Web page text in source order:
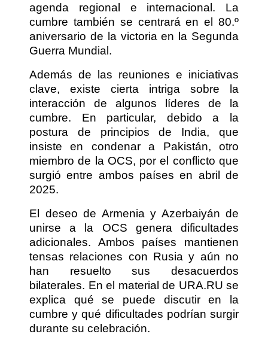
agenda regional e internacional. La
cumbre también se centrará en el 80.º
aniversario de la victoria en la Segunda
Guerra Mundial.
Además de las reuniones e iniciativas
clave, existe cierta intriga sobre la
interacción de algunos líderes de la
cumbre. En particular, debido a la
postura de principios de India, que
insiste en condenar a Pakistán, otro
miembro de la OCS, por el conflicto que
surgió entre ambos países en abril de
2025.
El deseo de Armenia y Azerbaiyán de
unirse a la OCS genera dificultades
adicionales. Ambos países mantienen
tensas relaciones con Rusia y aún no
han resuelto sus desacuerdos
bilaterales. En el material de URA.RU se
explica qué se puede discutir en la
cumbre y qué dificultades podrían surgir
durante su celebración.